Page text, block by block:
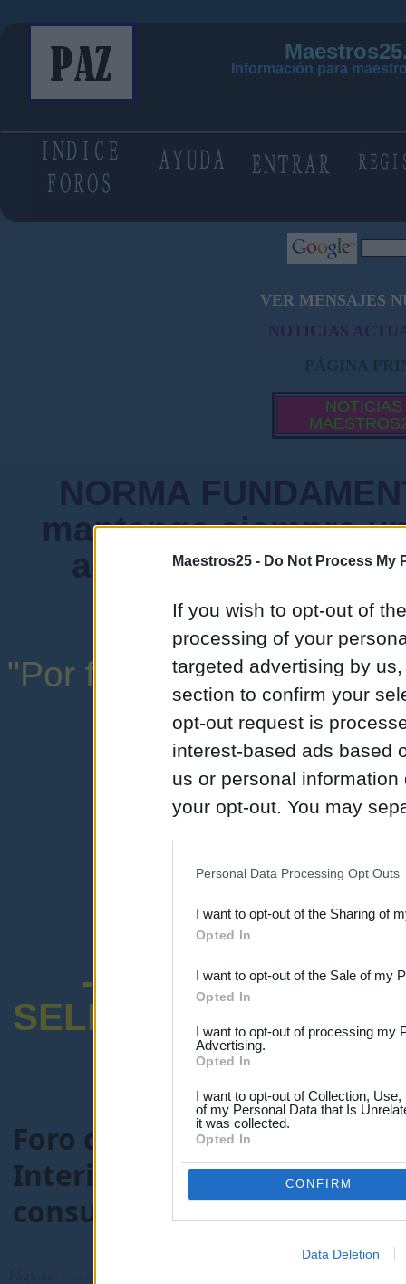
Maestros25 - Do Not Process My
If you wish to opt-out of
processing of your
targeted advertising by
section to confirm your
opt-out request is
interest-based ads based
us or personal
your opt-out. You may
Downstream Participants
third parties.
Personal Data Processing Opt Outs
I want to opt-out of the Sharing of
Opted In
I want to opt-out of the Sale of my
Opted In
I want to opt-out of processing my
Advertising.
Opted In
I want to opt-out of Collection,
of my Personal Data that Is
it was collected.
Opted In
CONFIRM
Data Deletion
Información para
VER MENSAJES
NOTICIAS
PÁGINA
NOTICIAS
NORMA
mantenga siempre
admiten mensajes
instituciones
"Por favor, no abuse de
una expresión
-ENCUESTA
SELECTIVO
Foro de Maestros25
Interinos-Maestros>
consultar llamamientos
Páginas: ...